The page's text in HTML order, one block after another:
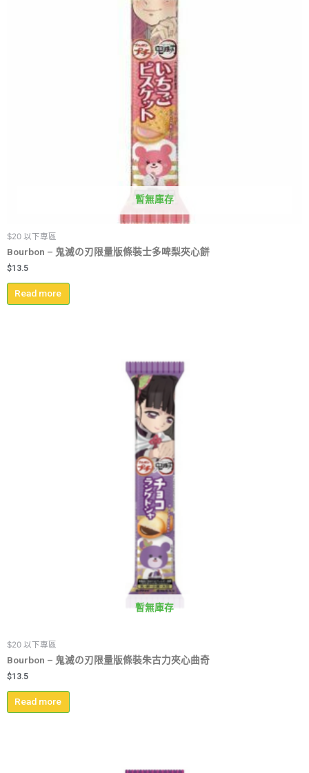
暫無庫存
$20 以下專區
Bourbon – 鬼滅の刃限量版條裝士多啤梨夾心餅
$13.5
Read more
暫無庫存
$20 以下專區
Bourbon – 鬼滅の刃限量版條裝朱古力夾心曲奇
$13.5
Read more